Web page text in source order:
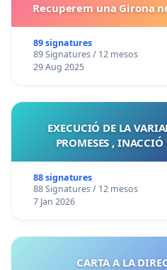
Recuperem una Girona
89 signatures
89 Signatures / 12 mesos
29 Aug 2025
EXECUCIÓ DE LA
PROMESES ,
88 signatures
88 Signatures / 12 mesos
7 Jan 2026
CARTA A LA